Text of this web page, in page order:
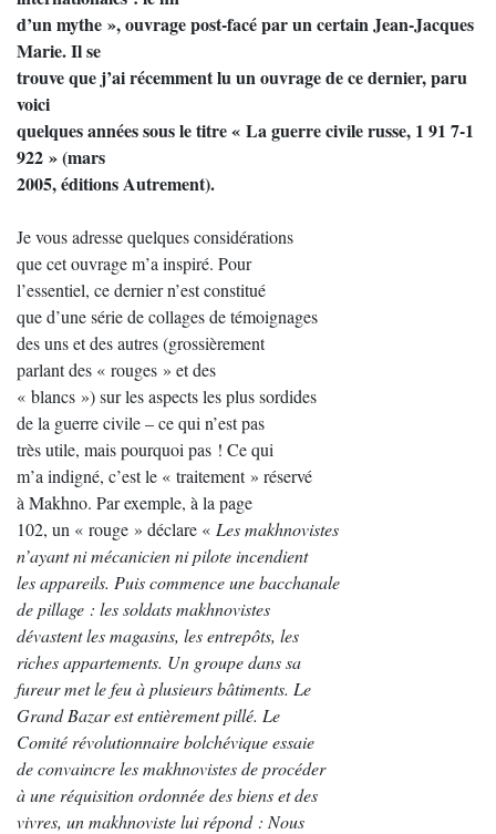
d’un mythe », ouvrage post-facé par un certain Jean-Jacques
Marie. Il se
trouve que j’ai récemment lu un ouvrage de ce dernier, paru
voici
quelques années sous le titre « La guerre civile russe, 1 91 7-1
922 » (mars
2005, éditions Autrement).
Je vous adresse quelques considérations
que cet ouvrage m’a inspiré. Pour
l’essentiel, ce dernier n’est constitué
que d’une série de collages de témoignages
des uns et des autres (grossièrement
parlant des « rouges » et des
« blancs ») sur les aspects les plus sordides
de la guerre civile – ce qui n’est pas
très utile, mais pourquoi pas ! Ce qui
m’a indigné, c’est le « traitement » réservé
à Makhno. Par exemple, à la page
102, un « rouge » déclare « Les makhnovistes
n’ayant ni mécanicien ni pilote incendient
les appareils. Puis commence une bacchanale
de pillage : les soldats makhnovistes
dévastent les magasins, les entrepôts, les
riches appartements. Un groupe dans sa
fureur met le feu à plusieurs bâtiments. Le
Grand Bazar est entièrement pillé. Le
Comité révolutionnaire bolchévique essaie
de convaincre les makhnovistes de procéder
à une réquisition ordonnée des biens et des
vivres, un makhnoviste lui répond : Nous